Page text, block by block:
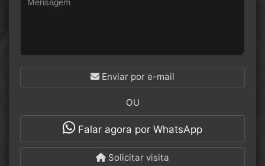
Enviar por e-mail
OU
Falar agora por WhatsApp
Solicitar visita